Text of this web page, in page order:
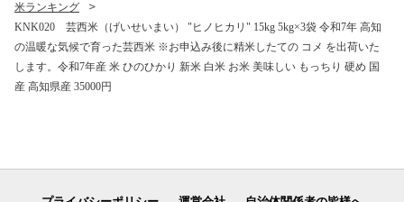
米ランキング
KNK020 芸西米（げいせいまい） "ヒノヒカリ" 15kg 5kg×3袋 令和7年 高知
の温暖な気候で育った芸西米 ※お申込み後に精米したての コメ を出荷いた
します。令和7年産 米 ひのひかり 新米 白米 お米 美味しい もっちり 硬め 国
産 高知県産 35000円